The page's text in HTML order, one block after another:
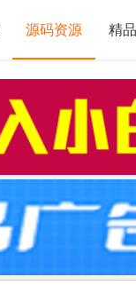
源码资源 精